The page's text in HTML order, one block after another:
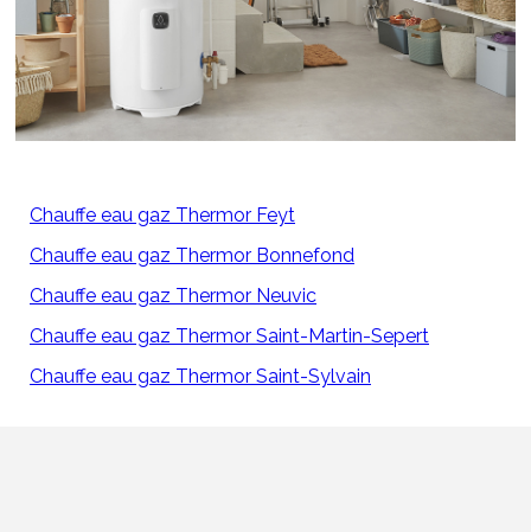
Chauffe eau gaz Thermor Feyt
Chauffe eau gaz Thermor Bonnefond
Chauffe eau gaz Thermor Neuvic
Chauffe eau gaz Thermor Saint-Martin-Sepert
Chauffe eau gaz Thermor Saint-Sylvain